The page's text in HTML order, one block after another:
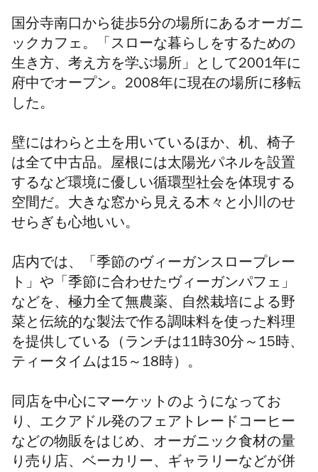
国分寺南口から徒歩5分の場所にあるオーガニ
ックカフェ。「スローな暮らしをするための
生き方、考え方を学ぶ場所」として2001年に
府中でオープン。2008年に現在の場所に移転
した。
壁にはわらと土を用いているほか、机、椅子
は全て中古品。屋根には太陽光パネルを設置
するなど環境に優しい循環型社会を体現する
空間だ。大きな窓から見える木々と小川のせ
せらぎも心地いい。
店内では、「季節のヴィーガンスロープレー
ト」や「季節に合わせたヴィーガンパフェ」
などを、極力全て無農薬、自然栽培による野
菜と伝統的な製法で作る調味料を使った料理
を提供している（ランチは11時30分～15時、
ティータイムは15～18時）。
同店を中心にマーケットのようになってお
り、エクアドル発のフェアトレードコーヒー
などの物販をはじめ、オーガニック食材の量
り売り店、ベーカリー、ギャラリーなどが併